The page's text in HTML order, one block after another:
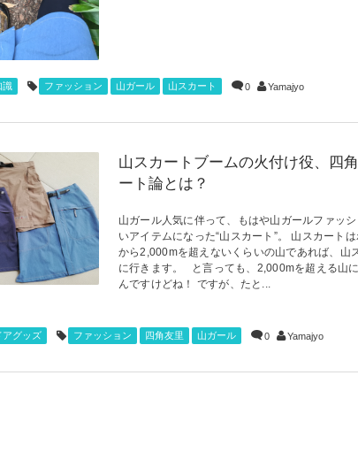
識 ファッション 山ガール 山スカート 0 Yamajyo
山スカートブームの火付け役、四
ート論とは？
山ガール人気に伴って、もはや山ガールファッ
いアイテムになった“山スカート”。 山スカート
から2,000mを超えないくらいの山であれば、山
に行きます。 と言っても、2,000mを超える山
んですけどね！ ですが、たと...
アグッズ ファッション 四角友里 山ガール 0 Yamajyo